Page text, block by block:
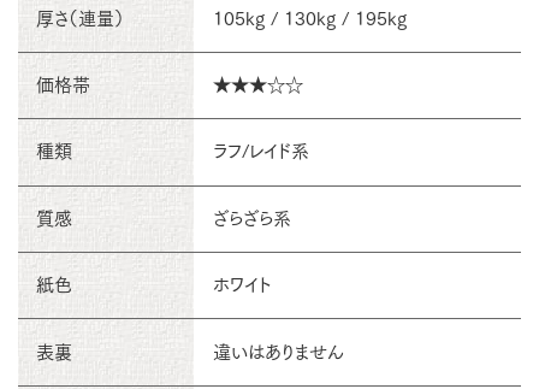
厚さ（連量） 105kg / 130kg / 195kg
価格帯 ★★★☆☆
種類 ラフ/レイド系
質感 ざらざら系
紙色 ホワイト
表裏 違いはありません